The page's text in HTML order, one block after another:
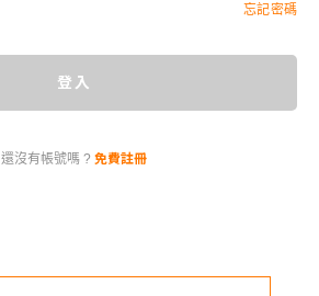
忘記密碼
登入
還沒有帳號嗎 ? 免費註冊